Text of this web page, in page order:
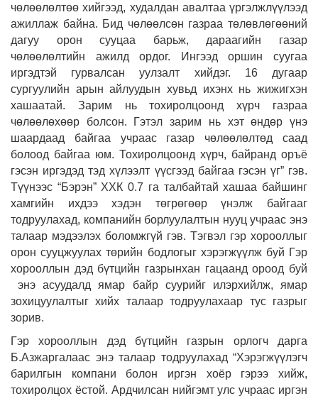
чөлөөлөлтөө хийгээд, худалдан авалтаа үргэлжлүүлээд
ажиллаж байна. Бид чөлөөлсөн газраа төлөвлөгөөний
дагуу орон сууцаа барьж, дараагийн газар
чөлөөлөлтийн ажилд ордог. Ингээд оршин суугаа
иргэдтэй гурвалсан уулзалт хийдэг. 16 дугаар
сургуулийн арын айлуудын хувьд ихэнх нь жижигхэн
хашаатай. Зарим нь тохиролцоонд хүрч газраа
чөлөөлөхөөр болсон. Гэтэл зарим нь хэт өндөр үнэ
шаардаад байгаа учраас газар чөлөөлөлтөд саад
болоод байгаа юм. Тохиролцоонд хүрч, байранд оръё
гэсэн иргэдэд тэд хүлээлт үүсгээд байгаа гэсэн үг” гэв.
Түүнээс “Бэрэн” ХХК 0.7 га талбайтай хашаа байшинг
хамгийн ихдээ хэдэн төгрөгөөр үнэлж байгааг
тодруулахад, компанийн борлуулалтын нууц учраас энэ
талаар мэдээлэх боломжгүй гэв. Тэгвэл гэр хорооллыг
орон сууцжуулах төрийн бодлогыг хэрэгжүүлж буй Гэр
хорооллын дэд бүтцийн газрынхан гацаанд ороод буй
энэ асуудалд ямар байр суурийг илэрхийлж, ямар
зохицуулалтыг хийх талаар тодруулахаар тус газрыг
зорив.
Гэр хорооллын дэд бүтцийн газрын орлогч дарга
Б.Азжаргалаас энэ талаар тодруулахад “Хэрэгжүүлэгч
барилгын компани болон иргэн хоёр гэрээ хийж,
тохиролцох ёстой. Ардчилсан нийгэмт улс учраас иргэн